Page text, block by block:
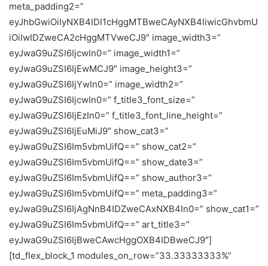
meta_padding2=”
eyJhbGwiOiIyNXB4IDI1cHggMTBweCAyNXB4IiwicGhvbmU
iOiIwIDZweCA2cHggMTVweCJ9″ image_width3=”
eyJwaG9uZSI6IjcwIn0=” image_width1=”
eyJwaG9uZSI6IjEwMCJ9″ image_height3=”
eyJwaG9uZSI6IjYwIn0=” image_width2=”
eyJwaG9uZSI6IjcwIn0=” f_title3_font_size=”
eyJwaG9uZSI6IjEzIn0=” f_title3_font_line_height=”
eyJwaG9uZSI6IjEuMiJ9″ show_cat3=”
eyJwaG9uZSI6Im5vbmUifQ==” show_cat2=”
eyJwaG9uZSI6Im5vbmUifQ==” show_date3=”
eyJwaG9uZSI6Im5vbmUifQ==” show_author3=”
eyJwaG9uZSI6Im5vbmUifQ==” meta_padding3=”
eyJwaG9uZSI6IjAgNnB4IDZweCAxNXB4In0=” show_cat1=”
eyJwaG9uZSI6Im5vbmUifQ==” art_title3=”
eyJwaG9uZSI6IjBweCAwcHggOXB4IDBweCJ9″]
[td_flex_block_1 modules_on_row=”33.33333333%”